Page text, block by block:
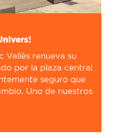
Vallès renueva su
por la plaza central
seguro que
Uno de nuestros